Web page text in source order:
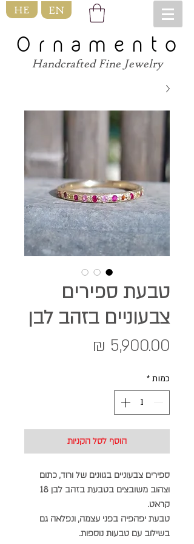
HE EN
O r n a m e n t o
Handcrafted Fine Jewelry
טבעת ספירים
צבעוניים בזהב לבן
כמות *
הוסף לסל הקניות
ספירים צבעוניים בגוונים של ורוד, כתום
וצהוב משובצים בטבעת בזהב לבן 18
קראט.
טבעת יפהפיה בפני עצמה, ונפלאה גם
בשילוב עם טבעות נוספות.